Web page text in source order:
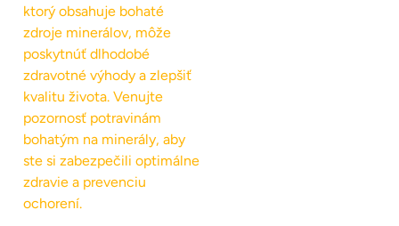
ktorý obsahuje bohaté
zdroje minerálov, môže
poskytnúť dlhodobé
zdravotné výhody a zlepšiť
kvalitu života. Venujte
pozornosť potravinám
bohatým na minerály, aby
ste si zabezpečili optimálne
zdravie a prevenciu
ochorení.